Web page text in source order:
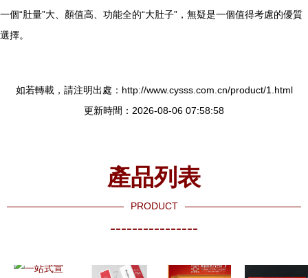
一個“肚量”大、顏值高、功能全的“大肚子”，無疑是一個值得考慮的優質
選擇。
如若轉載，請注明出處：http://www.cysss.com.cn/product/1.html
更新時間：2026-08-06 07:58:58
產品列表
PRODUCT
----------------